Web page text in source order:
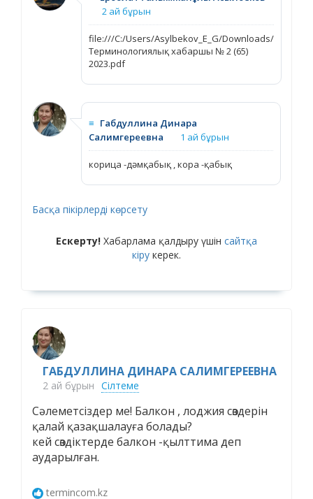
2 ай бұрын
file:///C:/Users/Asylbekov_E_G/Downloads/
Терминологиялық хабаршы № 2 (65)
2023.pdf
≡ Габдуллина Динара
Салимгереевна
1 ай бұрын
корица -дәмқабық , кора -қабық
Басқа пікірлерді көрсету
Ескерту! Хабарлама қалдыру үшін сайтқа
кіру керек.
ГАБДУЛЛИНА ДИНАРА САЛИМГЕРЕЕВНА
2 ай бұрын Сілтеме
Cәлеметсіздер ме! Балкон , лоджия сөздерін
қалай қазақшалауға болады?
кей сөздіктерде балкон -қылттима деп
аударылған.
termincom.kz